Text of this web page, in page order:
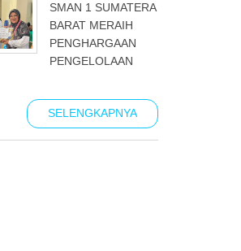
SMAN 1 SUMATERA
BARAT MERAIH
PENGHARGAAN
PENGELOLAAN
SELENGKAPNYA